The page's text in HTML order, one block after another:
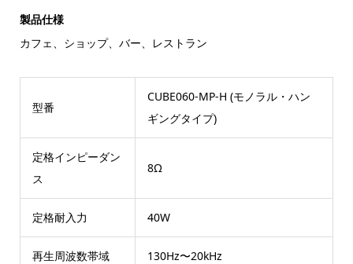
製品仕様
カフェ、ショップ、バー、レストラン
型番
CUBE060-MP-H (モノラル・ハン
ギングタイプ)
定格インピーダン
ス
8Ω
定格耐入力 40W
再生周波数帯域 130Hz〜20kHz